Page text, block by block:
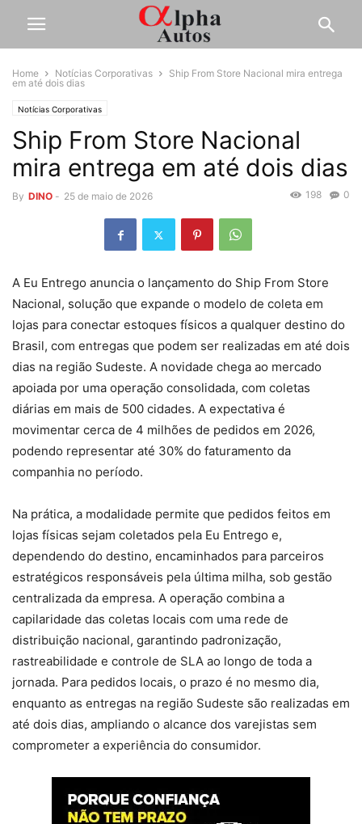
Home Notícias Corporativas
Ship From Store Nacional mira entrega
em até dois dias
Notícias Corporativas
Ship From Store Nacional
mira entrega em até dois dias
By DINO - 25 de maio de 2026 0
198
A Eu Entrego anuncia o lançamento do Ship From Store
Nacional, solução que expande o modelo de coleta em
lojas para conectar estoques físicos a qualquer destino do
Brasil, com entregas que podem ser realizadas em até dois
dias na região Sudeste. A novidade chega ao mercado
apoiada por uma operação consolidada, com coletas
diárias em mais de 500 cidades. A expectativa é
movimentar cerca de 4 milhões de pedidos em 2026,
podendo representar até 30% do faturamento da
companhia no período.
Na prática, a modalidade permite que pedidos feitos em
lojas físicas sejam coletados pela Eu Entrego e,
dependendo do destino, encaminhados para parceiros
estratégicos responsáveis pela última milha, sob gestão
centralizada da empresa. A operação combina a
capilaridade das coletas locais com uma rede de
distribuição nacional, garantindo padronização,
rastreabilidade e controle de SLA ao longo de toda a
jornada. Para pedidos locais, o prazo é no mesmo dia,
enquanto as entregas na região Sudeste são realizadas em
até dois dias, ampliando o alcance dos varejistas sem
comprometer a experiência do consumidor.